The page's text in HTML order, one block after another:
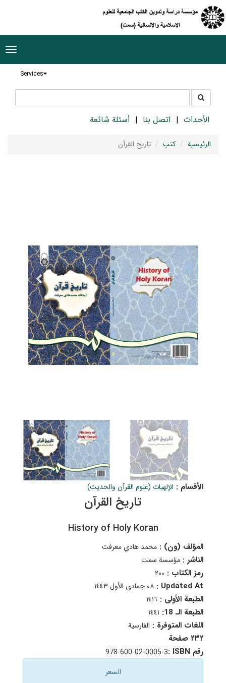
Services
جستجو
در
سایتالأحداث اتصل بنا أسئلة شائعة
الرئيسية كتب تاريخ القرآن
الأقسام : الإلهيات (علوم القرآن والحدیث)
تاريخ القرآن
History of Holy Koran
المؤلف (ون) : محمد هادي معرفت
الناشر : مؤسسة سمت
رمز الكتاب : ٢٠٠
Updated At : ٠٨ جمادى الأول ١٤٤٣
الطبعة الأولى : ١٤١٦
الطبعة الـ 18: ١٤٤١
اللغات المتوفرة : الفارسية
٢٣٢ صفحة
رقم ISBN :
978-600-02-0005-3
السعر